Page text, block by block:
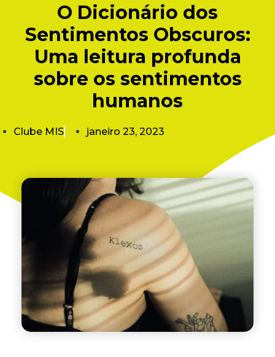
O Dicionário dos
Sentimentos Obscuros:
Uma leitura profunda
sobre os sentimentos
humanos
Clube MIS janeiro 23, 2023